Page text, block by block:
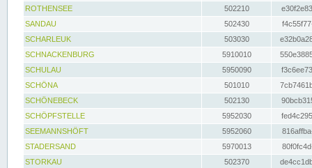
ROTHENSEE
502210
SANDAU
502430
SCHARLEUK
503030
SCHNACKENBURG
5910010
SCHULAU
5950090
SCHÖNA
501010
SCHÖNEBECK
502130
SCHÖPFSTELLE
5952030
SEEMANNSHÖFT
5952060
STADERSAND
5970013
STORKAU
502370